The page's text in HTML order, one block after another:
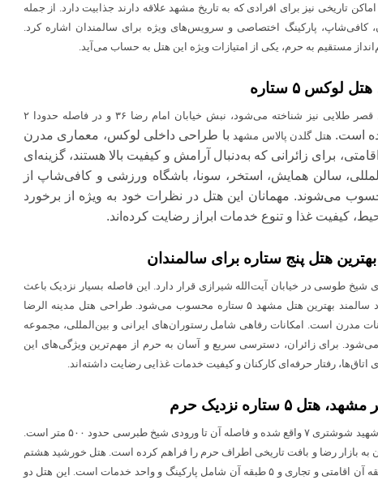
تاریخی نیز برای افرادی که به تاریخ مشهد علاقه دارند جذابیت دارد. از جمله
کافی‌شاپ، پارکینگ اختصاصی و سرویس‌های ویژه برای سالمندان اشاره کرد.
مستقیم به حرم، یکی از امتیازات ویژه این هتل به حساب می‌آید.
۵ ستاره
این هتل پنج ستاره که با نام هتل قصر طلایی نیز شناخته می‌شود، نبش خیابان امام رضا ۳۶ و در فاصله حدودا ۲
است. هتل گلدن پالاس مشهد با طراحی داخلی لوکس، معماری مدرن
برای زائرانی که به‌دنبال آرامش و کیفیت بالا هستند، گزینه‌ای
سالن همایش، استخر، سونا، باشگاه ورزشی و کافی‌شاپ از
می‌شوند. مهمانان این هتل در نظرات خود به ویژه از برخورد
کیفیت غذا و تنوع خدمات ابراز رضایت کرده‌اند.
هتل پنج ستاره برای سالمندان
۲۵۰ متری ورودی شیخ طوسی در خیابان آیت‌الله شیرازی قرار دارد. این فاصله بسیار نزدیک باعث
شده، هتل مدینه الرضا برای افراد سالمند بهترین هتل مشهد ۵ ستاره محسوب می‌شود. طراحی هتل مدینه الرضا
مدرن است. امکانات رفاهی شامل رستوران‌های ایرانی و بین‌المللی، مجموعه
برای زائران، دسترسی سریع و آسان به حرم از مهم‌ترین ویژگی‌های این
اتاق‌ها، رفتار حرفه‌ای کارکنان و کیفیت خدمات غذایی رضایت داشته‌اند.
ستاره نزدیک حرم
این هتل ۵ ستاره در انتهای خیابان شهید شوشتری ۷ واقع شده و فاصله آن تا ورودی شیخ طبرسی حدود ۵۰۰ متر است.
بازار رضا و بافت تاریخی اطراف حرم را فراهم کرده است. هتل خورشید هشتم
کوثر دارای ۱۱ طبقه بوده که ۶ طبقه آن اقامتی و تجاری و ۵ طبقه آن شامل پارکینگ و واحد خدمات است. این هتل دو